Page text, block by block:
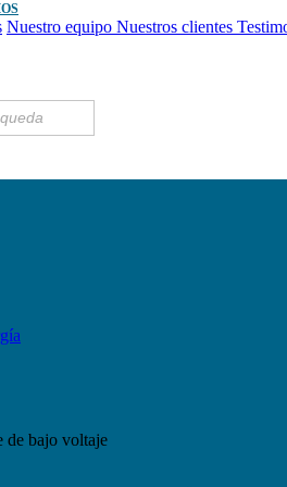
Nuestro equipo Nuestros clientes
de bajo voltaje